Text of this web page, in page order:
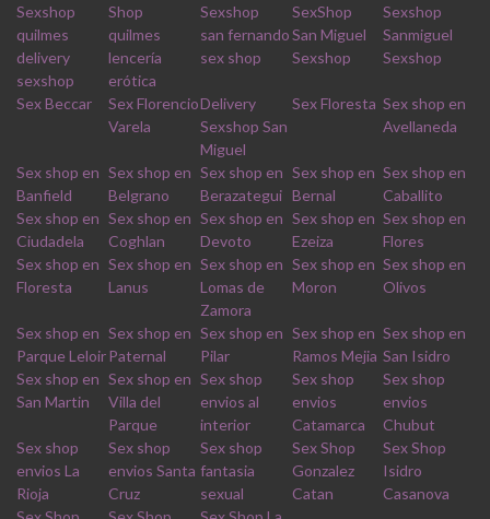
Sexshop
Shop
Sexshop
SexShop
Sexshop
quilmes
delivery
sexshop
quilmes
lencería
erótica
san fernando
sex shop
San Miguel
Sexshop
Sanmiguel
Sexshop
Sex Beccar
Sex Florencio
Varela
Delivery
Sexshop San
Miguel
Sex Floresta Sex shop en
Avellaneda
Sex shop en
Banfield
Sex shop en
Belgrano
Sex shop en
Berazategui
Sex shop en
Bernal
Sex shop en
Caballito
Sex shop en
Ciudadela
Sex shop en
Coghlan
Sex shop en
Devoto
Sex shop en
Ezeiza
Sex shop en
Flores
Sex shop en
Floresta
Sex shop en
Lanus
Sex shop en
Lomas de
Zamora
Sex shop en
Moron
Sex shop en
Olivos
Sex shop en
Parque Leloir
Sex shop en
Paternal
Sex shop en
Pilar
Sex shop en
Ramos Mejia
Sex shop en
San Isidro
Sex shop en
San Martin
Sex shop en
Villa del
Parque
Sex shop
envios al
interior
Sex shop
envios
Catamarca
Sex shop
envios
Chubut
Sex shop
envios La
Rioja
Sex shop
envios Santa
Cruz
Sex shop
fantasia
sexual
Sex Shop
Gonzalez
Catan
Sex Shop
Isidro
Casanova